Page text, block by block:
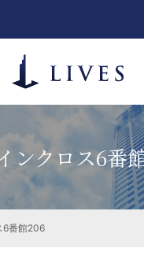
ンクロス6番
6番館206